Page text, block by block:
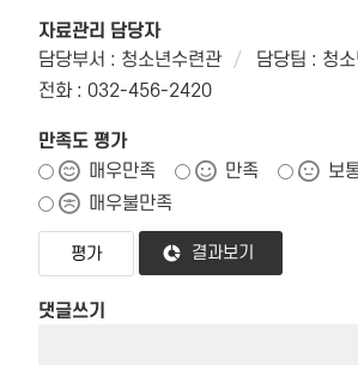
자료관리 담당자
담당부서 : 청소년수련관
담당팀 : 청
전화 : 032-456-2420
만족도 평가
매우만족
만족 보
매우불만족
결과보기
댓글쓰기